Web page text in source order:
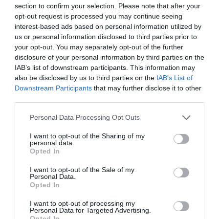
section to confirm your selection. Please note that after your
opt-out request is processed you may continue seeing
interest-based ads based on personal information utilized by
us or personal information disclosed to third parties prior to
your opt-out. You may separately opt-out of the further
disclosure of your personal information by third parties on the
IAB’s list of downstream participants. This information may
also be disclosed by us to third parties on the IAB’s List of
Downstream Participants that may further disclose it to other
Personal Data Processing Opt Outs
I want to opt-out of the Sharing of my
personal data.
Opted In
I want to opt-out of the Sale of my
Personal Data.
Opted In
I want to opt-out of processing my
Personal Data for Targeted Advertising.
szerepel. Az elmúlt években még a
depresszió kialakulásával is kapcsolatba
hozták. Idegrendszeri hatásait akárbrain
fogként is definiálhatjuk: koncentrációs
zavar, memóriazavarok.
Ha már megjelent a falainkon a
feketepenész, irány a legközelebbi bolt,
illetve annak penészölőszer-polcai.
FONTOS, HOGY A HÁLÓSZOBÁBAN,
NAPPALIBAN KLÓRMENTES SZEREKKEL
míg a fürdőszobában már a hatékonyabb,
klóros anyagok is játszanak, ha pedig a házi
praktikák szerelmesei vagyunk, a száraz